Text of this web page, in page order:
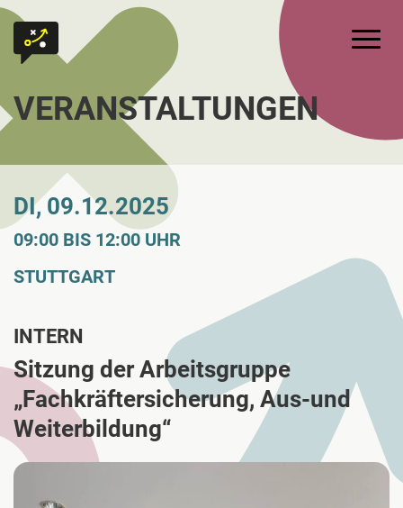
Zum Inhalt springen
Zur Startseite
VERANSTALTUNGEN
DI, 09.12.2025
09:00 BIS 12:00 UHR
STUTTGART
INTERN
Sitzung der Arbeitsgruppe
„Fachkräftersicherung, Aus-und
Weiterbildung“